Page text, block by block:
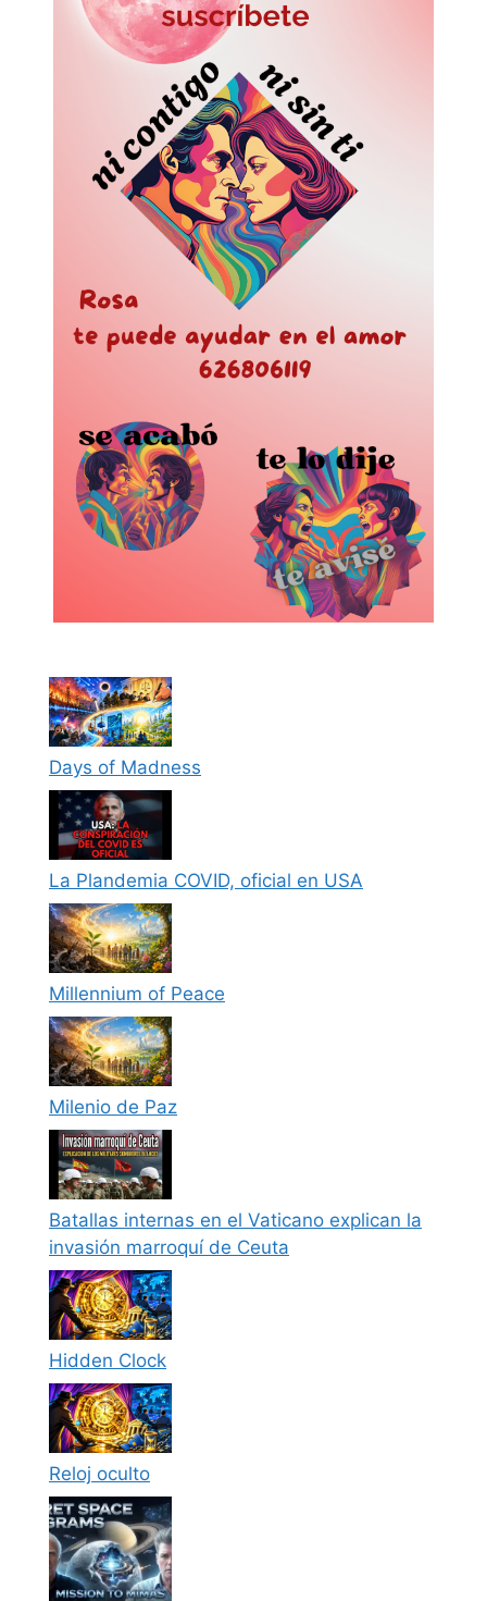
Days of Madness
La Plandemia COVID, oficial en USA
Millennium of Peace
Milenio de Paz
Batallas internas en el Vaticano explican la
invasión marroquí de Ceuta
Hidden Clock
Reloj oculto